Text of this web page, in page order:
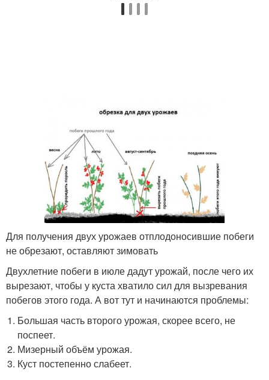
Для получения двух урожаев отплодоносившие побеги
не обрезают, оставляют зимовать
Двухлетние побеги в июле дадут урожай, после чего их
вырезают, чтобы у куста хватило сил для вызревания
побегов этого года. А вот тут и начинаются проблемы:
Большая часть второго урожая, скорее всего, не
поспеет.
Мизерный объём урожая.
Куст постепенно слабеет.